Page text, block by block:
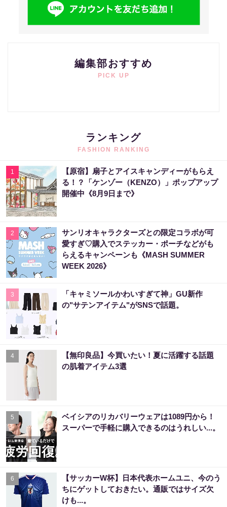
編集部おすすめ
PICK UP
ランキング
FASHION RANKING
1
【原宿】扇子とアイスキャンディーがもらえ
る！？「ケンゾー（KENZO）」ポップアップ
開催中《8月9日まで》
2
サンリオキャラクターズとの限定コラボが可
愛すぎ♡購入でステッカー・ポーチなどがも
らえるキャンペーンも《MASH SUMMER
WEEK 2026》
3
「キャミソールかわいすぎて神」GU新作
の"サテンアイテム"がSNSで話題。
4
【無印良品】今買いたい！夏に活躍する話題
の肌着アイテム3選
5
ベイシアのリカバリーウェアは1089円から！
スーパーで手軽に購入できるのはうれしい...。
6
【サッカーW杯】日本代表ホームユニ、今のう
ちにゲットしておきたい。通販ではサイズ欠
けも...。